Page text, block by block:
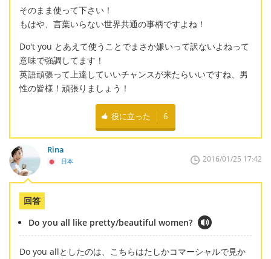
そのまま使って下さい！
もはや、言葉いらない世界共通の事柄ですよね！
Do't you とあえて使うことでまさか嫌いって訳ないよねって
意味で強調してます！
英語頑張って上達していいチャンスが来たらいいですね、男
性の皆様！頑張りましょう！
役に立った 6
Rina
日本 2016/01/25 17:42
回答
Do you all like pretty/beautiful women?
Do you allとしたのは、こちらはたしかコマーシャルで見か